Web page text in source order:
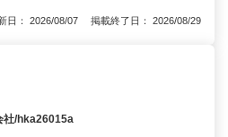
日： 2026/08/07 掲載終了日： 2026/08/29
社/hka26015a